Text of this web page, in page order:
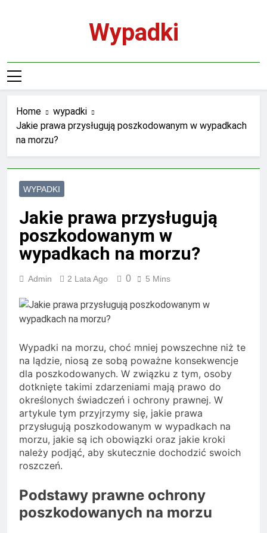
Wypadki
Home
wypadki
Jakie prawa przysługują poszkodowanym w wypadkach
na morzu?
WYPADKI
Jakie prawa przysługują
poszkodowanym w
wypadkach na morzu?
Admin 2 Lata Ago 0 5 Mins
Wypadki na morzu, choć mniej powszechne niż te
na lądzie, niosą ze sobą poważne konsekwencje
dla poszkodowanych. W związku z tym, osoby
dotknięte takimi zdarzeniami mają prawo do
określonych świadczeń i ochrony prawnej. W
artykule tym przyjrzymy się, jakie prawa
przysługują poszkodowanym w wypadkach na
morzu, jakie są ich obowiązki oraz jakie kroki
należy podjąć, aby skutecznie dochodzić swoich
roszczeń.
Podstawy prawne ochrony
poszkodowanych na morzu